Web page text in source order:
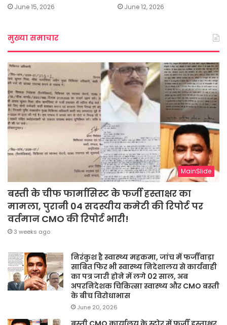
June 15, 2026 June 12, 2026
मुख्या समाचार
MainSlide
बस्ती के चीफ फार्मासिस्ट के फर्जी हस्ताक्षर का
मामला, पुरानी 04 सदस्यीय कमेटी की रिपोर्ट पर
वर्तमान CMO की रिपोर्ट भारी!
3 weeks ago
निरंकुश है स्वास्थ्य महकमा, जांच में फर्जीवाड़ा
साबित फिर भी स्वास्थ्य निदेशालय से कार्यवाही
का पत्र जारी होने में लगे 02 साल, अब
अपरनिदेशक चिकित्सा स्वास्थ्य और CMO बस्ती
के बीच विरोधाभास
June 20, 2026